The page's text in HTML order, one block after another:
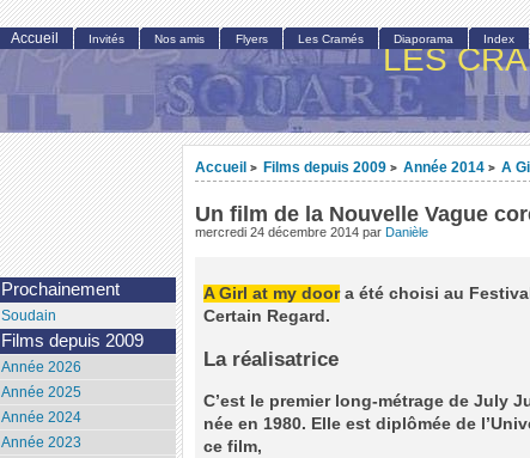
LES
Accueil > Films depuis 2009 > Année 2014 > A
Un film de la Nouvelle Vague
mercredi 24 décembre 2014 par Danièle
A Girl at my doora été choisi au
Certain Regard.
La réalisatrice
C’est le premier long-métrage de July
née en 1980. Elle est diplômée de
ce film,
Accueil Invités Nos amis Flyers Les Cramés Diaporama Index
Prochainement
Soudain
Films depuis 2009
Année 2026
Année 2025
Année 2024
Année 2023